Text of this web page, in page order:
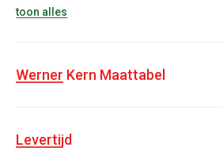
evenals een stukje van de zijkant van de
. Verzorg deze zolen goed
speciaaldansschoenen borsteltje
toon alles
Werner Kern Maattabel
Levertijd